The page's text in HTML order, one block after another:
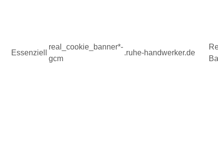
Essenziell
real_cookie_banner*-
gcm
.ruhe-handwerker.de